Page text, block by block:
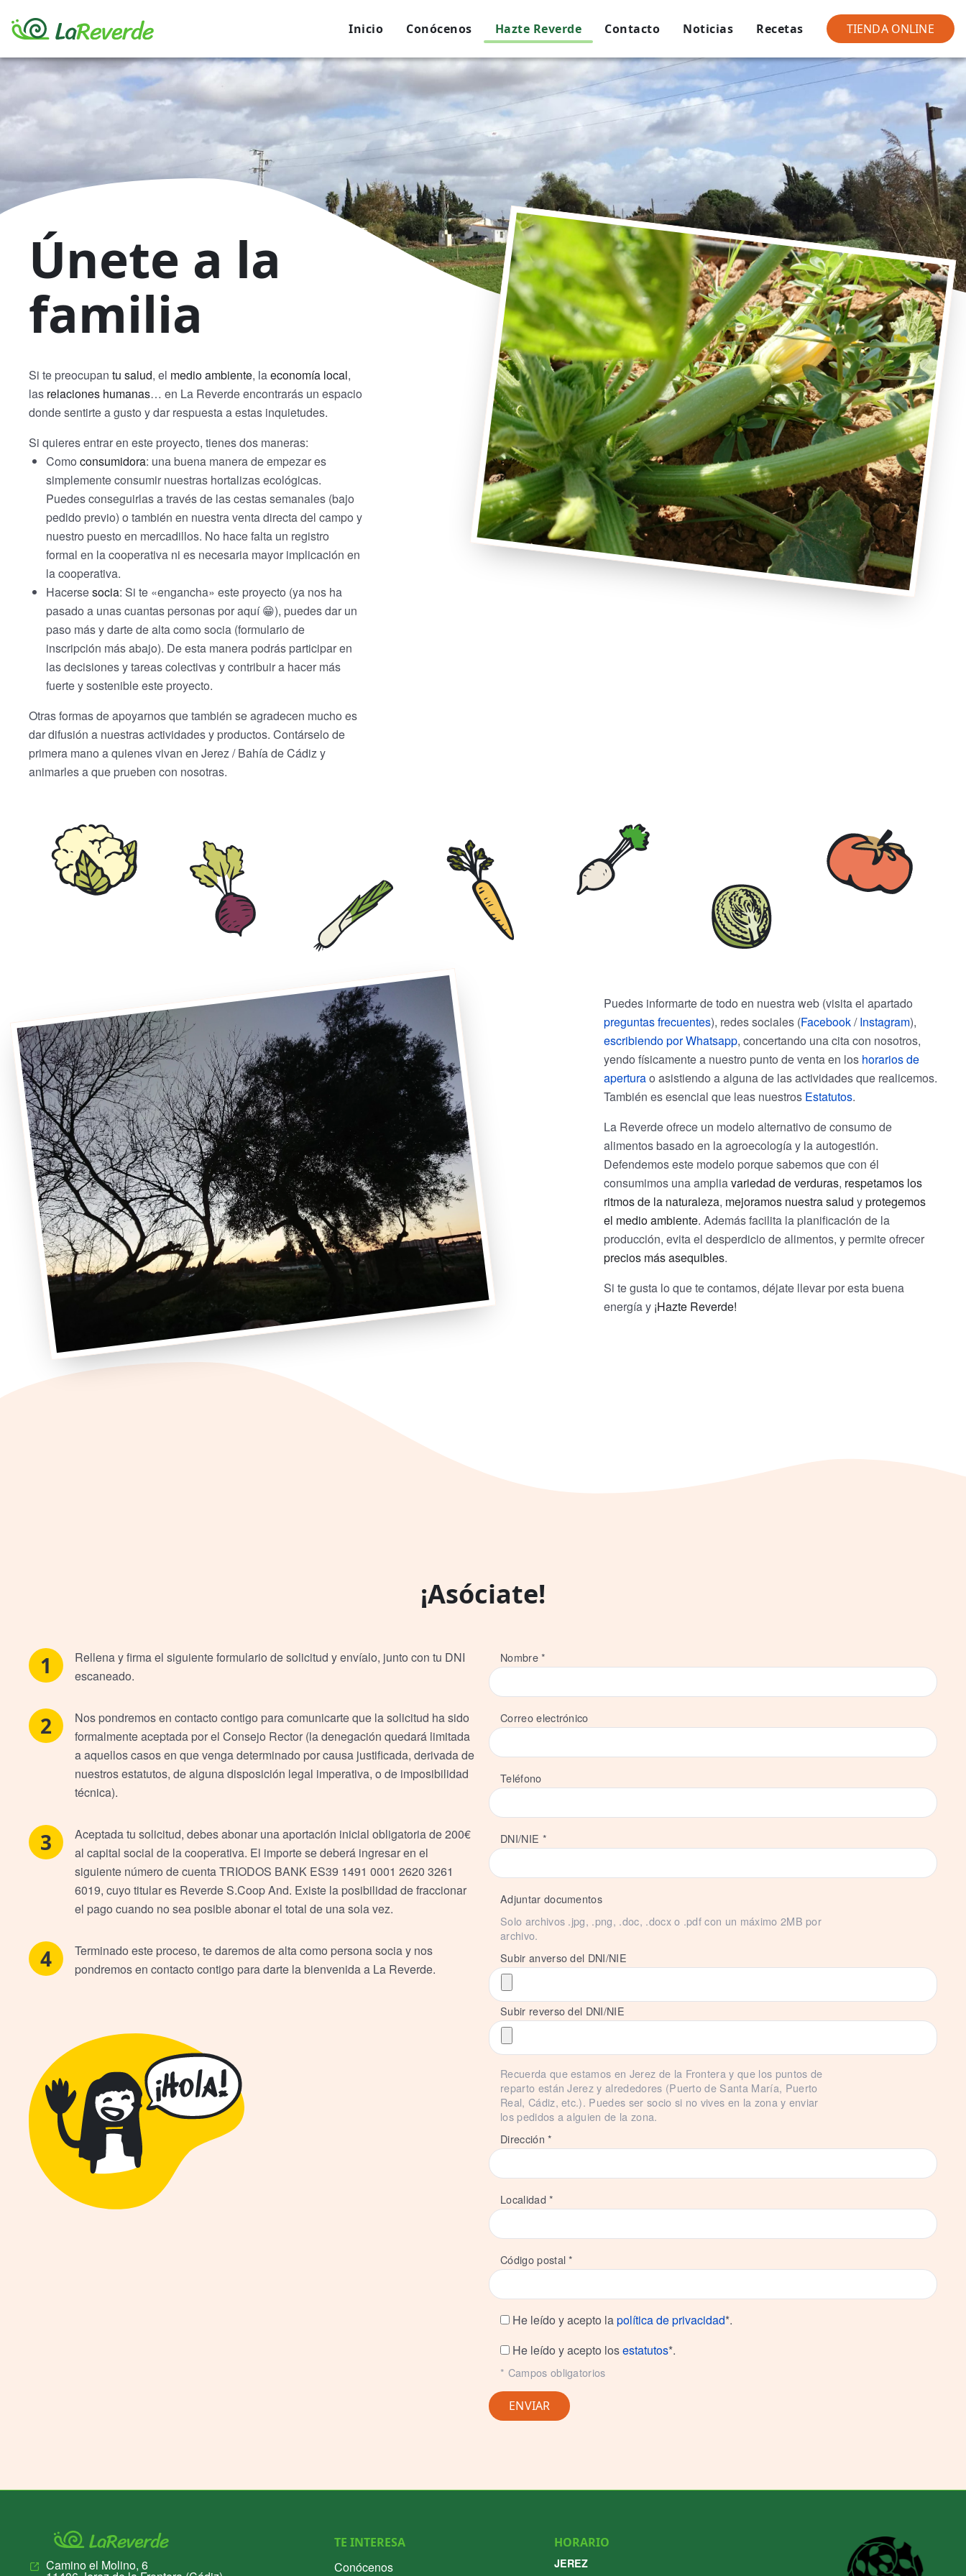
Skip
content
Inicio Conócenos Hazte Reverde Contacto Noticias Recetas TIENDA ONLINE
Únete a la
familia
Si te preocupan tu salud, el medio ambiente, laeconomía local,
las relaciones humanas… en La Reverde encontrarás un espacio
donde sentirte a gusto y dar respuesta a estas inquietudes.
Si quieres entrar en este proyecto, tienes dos maneras:
Como consumidora: una buena manera de empezar es
simplemente consumir nuestras hortalizas ecológicas.
Puedes conseguirlas a través de las cestas semanales (bajo
pedido previo) o también en nuestra venta directa del campo y
nuestro puesto en mercadillos. No hace falta un registro
formal en la cooperativa ni es necesaria mayor implicación en
la cooperativa.
Hacersesocia: Si te «engancha» este proyecto (ya nos ha
pasado a unas cuantas personas por aquí 😁), puedes dar un
paso más y darte de alta como socia (formulario de
inscripción más abajo). De esta manera podrás participar en
las decisiones y tareas colectivas y contribuir a hacer más
fuerte y sostenible este proyecto.
Otras formas de apoyarnos que también se agradecen mucho es
dar difusión a nuestras actividades y productos. Contárselo de
primera mano a quienes vivan en Jerez / Bahía de Cádiz y
animarles a que prueben con nosotras.
Puedes informarte de todo en nuestra web (visita el apartado
preguntas frecuentes), redes sociales (Facebook/Instagram),
escribiendo por Whatsapp, concertando una cita con nosotros,
yendo físicamente a nuestro punto de venta en los horarios de
aperturao asistiendo a alguna de las actividades que realicemos.
También es esencial que leas nuestros Estatutos.
La Reverde ofrece un modelo alternativo de consumo de
alimentos basado en la agroecología y la autogestión.
Defendemos este modelo porque sabemos que con él
consumimos una ampliavariedad de verduras, respetamos los
ritmos de la naturaleza, mejoramos nuestra salud yprotegemos
el medio ambiente. Además facilita la planificación de la
producción, evita el desperdicio de alimentos, y permite ofrecer
precios más asequibles.
Si te gusta lo que te contamos, déjate llevar por esta buena
energía y ¡Hazte Reverde!
¡Asóciate!
Rellena y firma el siguiente formulario de solicitud y envíalo, junto con tu DNI
escaneado.
Nos pondremos en contacto contigo para comunicarte que la solicitud ha sido
formalmente aceptada por el Consejo Rector (la denegación quedará limitada
a aquellos casos en que venga determinado por causa justificada, derivada de
nuestros estatutos, de alguna disposición legal imperativa, o de imposibilidad
técnica).
Aceptada tu solicitud, debes abonar una aportación inicial obligatoria de 200€
al capital social de la cooperativa. El importe se deberá ingresar en el
siguiente número de cuenta TRIODOS BANK ES39 1491 0001 2620 3261
6019, cuyo titular es Reverde S.Coop And. Existe la posibilidad de fraccionar
el pago cuando no sea posible abonar el total de una sola vez.
Terminado este proceso, te daremos de alta como persona socia y nos
pondremos en contacto contigo para darte la bienvenida a La Reverde.
Nombre *
Correo electrónico
Teléfono
DNI/NIE *
Adjuntar documentos
Solo archivos .jpg, .png, .doc, .docx o .pdf con un máximo 2MB por
archivo.
Subir anverso del DNI/NIE
Subir reverso del DNI/NIE
Recuerda que estamos en Jerez de la Frontera y que los puntos de
reparto están Jerez y alrededores (Puerto de Santa María, Puerto
Real, Cádiz, etc.). Puedes ser socio si no vives en la zona y enviar
los pedidos a alguien de la zona.
Dirección *
Localidad *
Código postal *
He leído y acepto lapolítica de privacidad*.
He leído y acepto losestatutos*.
* Campos obligatorios
Camino el Molino, 6
TE INTERESA
Conócenos
HORARIO
JEREZ